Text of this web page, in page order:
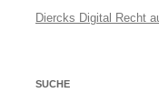
Diercks Digital Recht
SUCHE